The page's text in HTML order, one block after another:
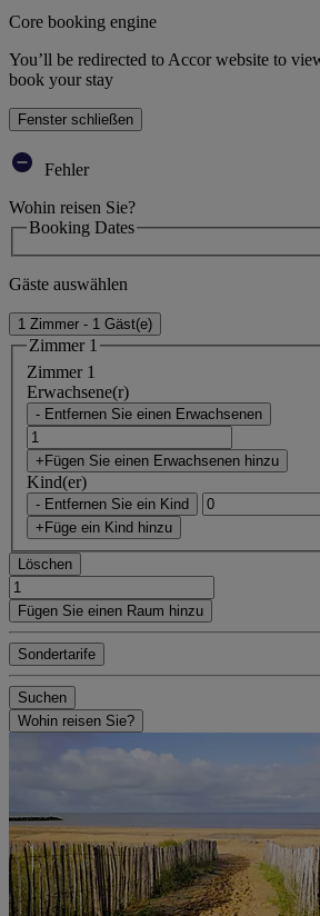
Core booking engine
You’ll be redirected to Accor website to
book your stay
Fenster schließen
Fehler
Wohin reisen Sie?
Booking Dates
Gäste auswählen
1 Zimmer - 1 Gäst(e)
Zimmer 1
Zimmer 1
Erwachsene(r)
- Entfernen Sie einen Erwachsenen
+Fügen Sie einen Erwachsenen hinzu
Kind(er)
- Entfernen Sie ein Kind
+Füge ein Kind hinzu
Löschen
Fügen Sie einen Raum hinzu
Sondertarife
Suchen
Wohin reisen Sie?